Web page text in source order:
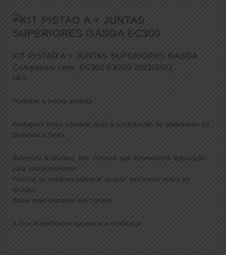
EC300
EX300
00050000265
)
quantidade
KIT PISTAO A + JUNTAS SUPERIORES GASGA
Compatível com: EC300 EX300 2021/2022
OBS:
Produtos a pronta entrega.
Postagens feitas somente após a confirmação do pagamento de
Segunda à Sexta.
Referente a dúvidas, fale conosco que estaremos à disposição
para esclarecimentos.
Finalize as compras somente quando esclarecer todas as
dúvidas.
Saiba mais entrando em contato.
A Gox PowerSports agradece a confiança!